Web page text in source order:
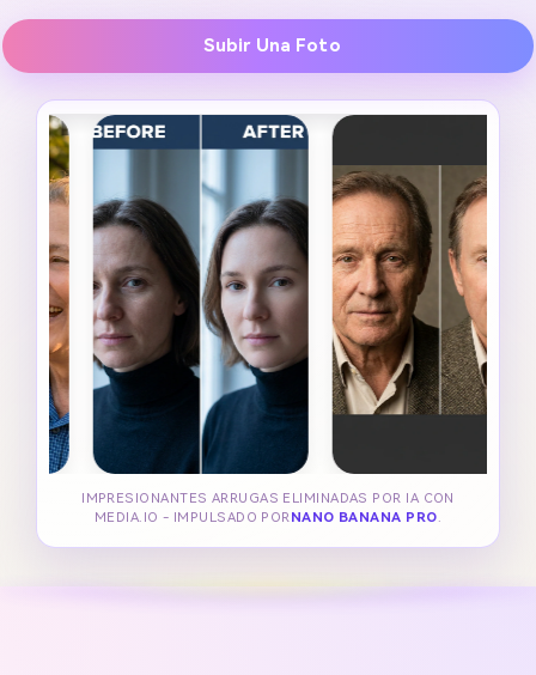
Subir Una Foto
IMPRESIONANTES ARRUGAS ELIMINADAS POR IA CON
MEDIA.IO - IMPULSADO POR NANO BANANA PRO.